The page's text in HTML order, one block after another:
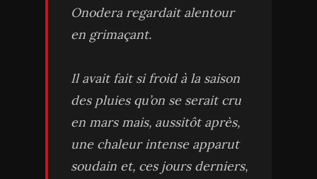
Onodera regardait alentour
en grimaçant.
Il avait fait si froid à la saison
des pluies qu’on se serait cru
en mars mais, aussitôt après,
une chaleur intense apparut
soudain et, ces jours derniers,